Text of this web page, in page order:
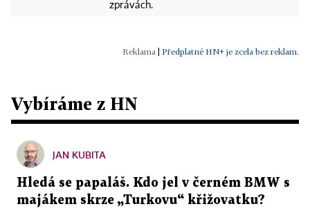
zprávách.
Předplatné HN+ je zcela bez reklam.
Vybíráme z HN
JAN KUBITA
Hledá se papaláš. Kdo jel v černém BMW s
majákem skrze „Turkovu“ křižovatku?